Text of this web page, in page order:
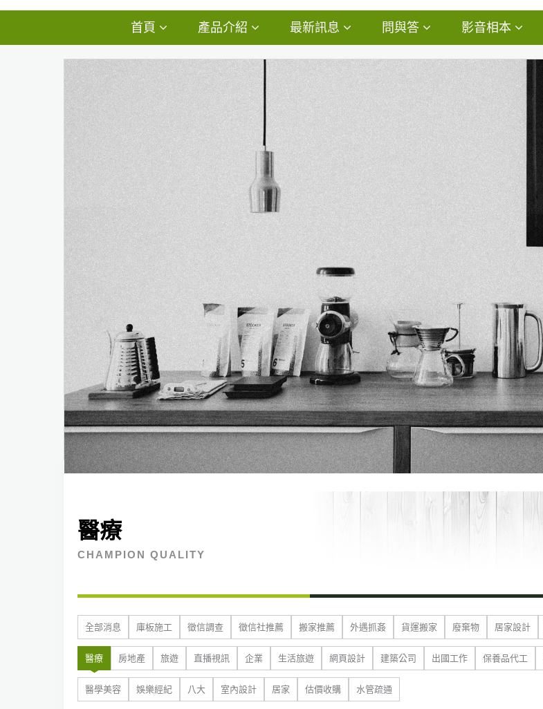
首頁 產品介紹 最新訊息 問與答 影音相本
醫療
CHAMPION QUALITY
全部消息 庫板施工 徵信調查 徵信社推薦 搬家推薦 外遇抓姦 貨運搬家 廢棄物 居家設計
醫療 房地產 旅遊 直播視訊 企業 生活旅遊 網頁設計 建築公司 出國工作 保養品代工
醫學美容 娛樂經紀 八大 室內設計 居家 估價收購 水管疏通